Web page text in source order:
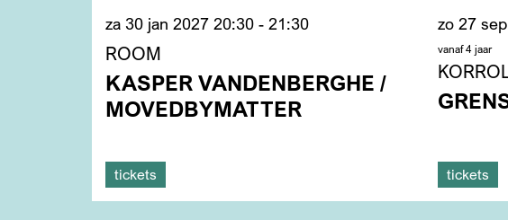
ROOM
KASPER VANDENBERGHE /
MOVEDBYMATTER
za 30 jan 2027 20:30 - 21:30
tickets
vanaf 4 jaar
zo 27
tickets